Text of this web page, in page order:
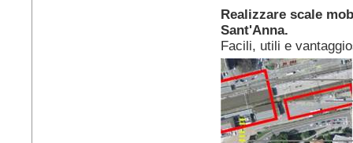
Realizzare scale
Sant'Anna.
Facili, utili e